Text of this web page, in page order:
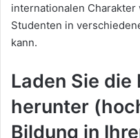
internationalen Charakter
Studenten in
kann.
Laden Sie die
herunter
Bildung in